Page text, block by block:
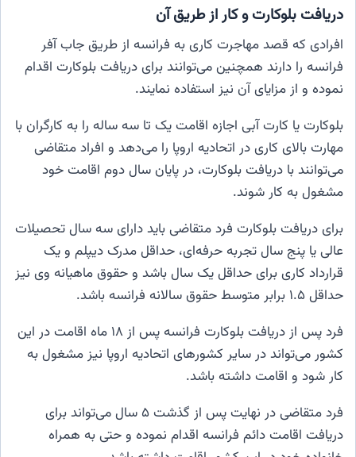
دریافت بلوکارت و کار از طریق آن
افرادی که قصد مهاجرت کاری به فرانسه از طریق جاب آفر
فرانسه را دارند همچنین می‌توانند برای دریافت بلوکارت اقدام
نموده و از مزایای آن نیز استفاده نمایند.
بلوکارت یا کارت آبی اجازه اقامت یک تا سه ساله را به کارگران با
مهارت بالای کاری در اتحادیه اروپا را می‌دهد و افراد متقاضی
می‌توانند با دریافت بلوکارت، در پایان سال دوم اقامت خود
مشغول به کار شوند.
برای دریافت بلوکارت فرد متقاضی باید دارای سه سال تحصیلات
عالی یا پنج سال تجربه حرفه‌ای، حداقل مدرک دیپلم و یک
قرارداد کاری برای حداقل یک سال باشد و حقوق ماهیانه وی نیز
حداقل ۱.۵ برابر متوسط حقوق سالانه فرانسه باشد.
فرد پس از دریافت بلوکارت فرانسه پس از ۱۸ ماه اقامت در این
کشور می‌تواند در سایر کشورهای اتحادیه اروپا نیز مشغول به
کار شود و اقامت داشته باشد.
فرد متقاضی در نهایت پس از گذشت ۵ سال می‌تواند برای
دریافت اقامت دائم فرانسه اقدام نموده و حتی به همراه